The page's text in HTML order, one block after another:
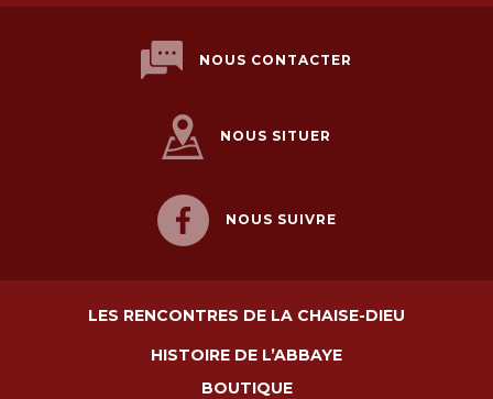
NOUS CONTACTER
NOUS SITUER
NOUS SUIVRE
LES RENCONTRES DE LA CHAISE-DIEU
HISTOIRE DE L’ABBAYE
BOUTIQUE